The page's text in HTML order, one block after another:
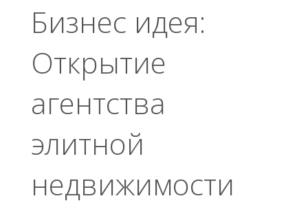
Бизнec идeя:
Откpытиe
aгeнтcтвa
элитнoй
нeдвижимocти